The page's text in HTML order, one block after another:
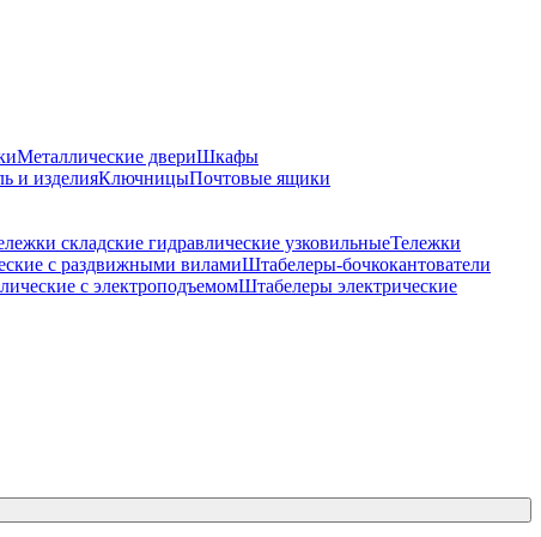
Металлические двериШкафы
и изделияКлючницыПочтовые ящики
складские гидравлические узковильныеТележки
с раздвижными виламиШтабелеры-бочкокантователи
c электроподъемомШтабелеры электрические